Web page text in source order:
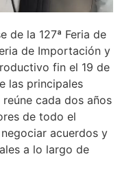
de la 127ª Feria de
de Importación y
fin el 19 de
las principales
cada dos años
de todo el
acuerdos y
a lo largo de